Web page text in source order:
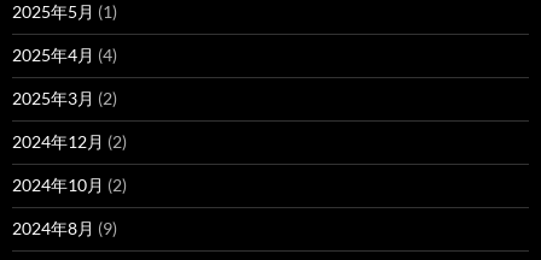
2025年5月 (1)
2025年4月 (4)
2025年3月 (2)
2024年12月 (2)
2024年10月 (2)
2024年8月 (9)